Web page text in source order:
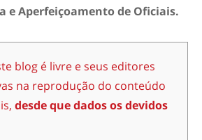
e Aperfeiçoamento de Oficiais.
blog é livre e seus editores
na reprodução do conteúdo
desde que dados os devidos